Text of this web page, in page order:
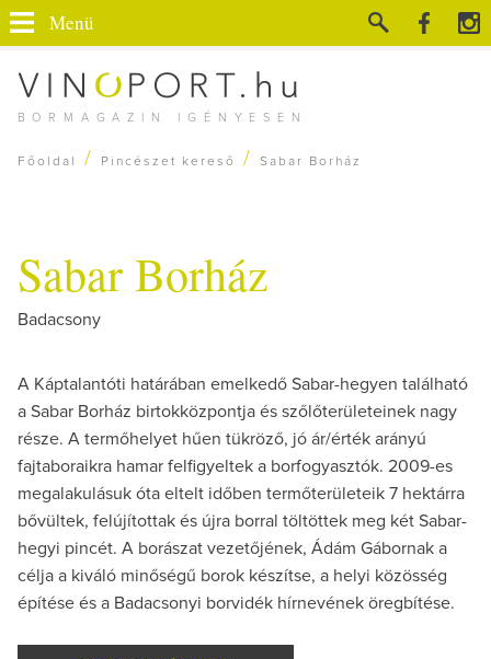
BORMAGAZIN IGÉNYESEN
Menü
Főoldal / Pincészet kereső / Sabar Borház
Sabar Borház
Badacsony
A Káptalantóti határában emelkedő Sabar-hegyen található
a Sabar Borház birtokközpontja és szőlőterületeinek nagy
része. A termőhelyet hűen tükröző, jó ár/érték arányú
fajtaboraikra hamar felfigyeltek a borfogyasztók. 2009-es
megalakulásuk óta eltelt időben termőterületeik 7 hektárra
bővültek, felújítottak és újra borral töltöttek meg két Sabar-
hegyi pincét. A borászat vezetőjének, Ádám Gábornak a
célja a kiváló minőségű borok készítse, a helyi közösség
építése és a Badacsonyi borvidék hírnevének öregbítése.